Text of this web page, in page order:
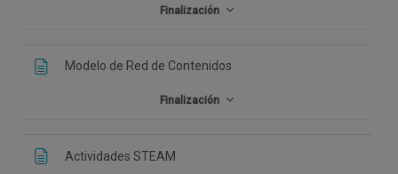
Finalización
Modelo de Red de Contenidos
Finalización
Actividades STEAM